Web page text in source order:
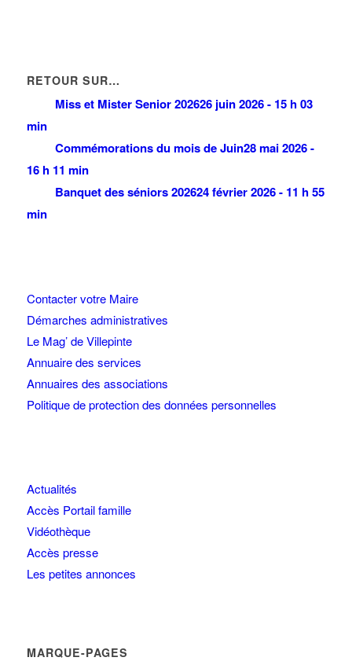
RETOUR SUR…
Miss et Mister Senior 202626 juin 2026 - 15 h 03
min
Commémorations du mois de Juin28 mai 2026 -
16 h 11 min
Banquet des séniors 202624 février 2026 - 11 h 55
min
Contacter votre Maire
Démarches administratives
Le Mag’ de Villepinte
Annuaire des services
Annuaires des associations
Politique de protection des données personnelles
Actualités
Accès Portail famille
Vidéothèque
Accès presse
Les petites annonces
MARQUE-PAGES